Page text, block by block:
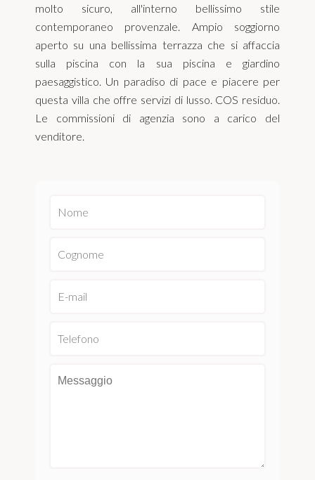
molto sicuro, all'interno bellissimo stile
contemporaneo provenzale. Ampio soggiorno
aperto su una bellissima terrazza che si affaccia
sulla piscina con la sua piscina e giardino
paesaggistico. Un paradiso di pace e piacere per
questa villa che offre servizi di lusso. COS residuo.
Le commissioni di agenzia sono a carico del
venditore.